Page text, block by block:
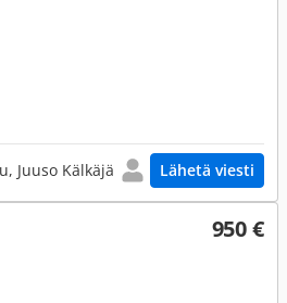
Juuso Kälkäjä Lähetä viesti
950 €